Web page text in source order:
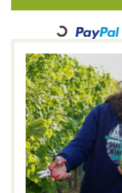
Loading...